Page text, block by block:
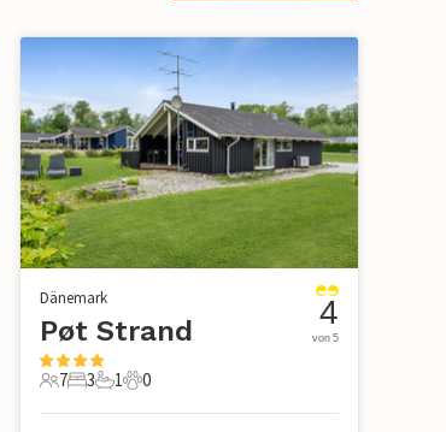
Dänemark
Pøt Strand
7 Gäste
7
3 Schlafzimmer
3
1 Badezimmer
1
0 Haustiere
0
4
von 5